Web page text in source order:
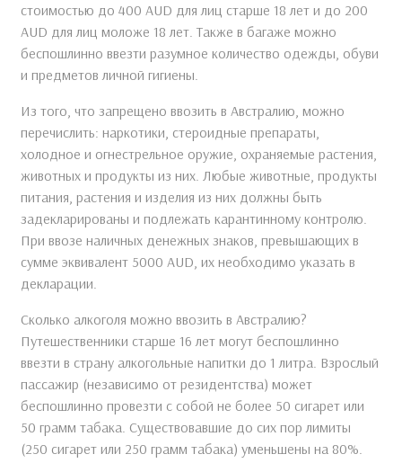
стоимостью до 400 AUD для лиц старше 18 лет и до 200
AUD для лиц моложе 18 лет. Также в багаже можно
беспошлинно ввезти разумное количество одежды, обуви
и предметов личной гигиены.
Из того, что запрещено ввозить в Австралию, можно
перечислить: наркотики, стероидные препараты,
холодное и огнестрельное оружие, охраняемые растения,
животных и продукты из них. Любые животные, продукты
питания, растения и изделия из них должны быть
задекларированы и подлежать карантинному контролю.
При ввозе наличных денежных знаков, превышающих в
сумме эквивалент 5000 AUD, их необходимо указать в
декларации.
Сколько алкоголя можно ввозить в Австралию?
Путешественники старше 16 лет могут беспошлинно
ввезти в страну алкогольные напитки до 1 литра. Взрослый
пассажир (независимо от резидентства) может
беспошлинно провезти с собой не более 50 сигарет или
50 грамм табака. Существовавшие до сих пор лимиты
(250 сигарет или 250 грамм табака) уменьшены на 80%.